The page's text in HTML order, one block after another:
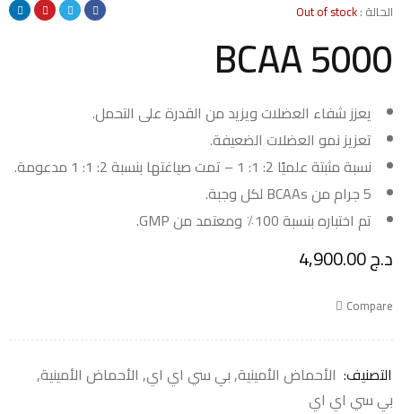
الحالة :Out of stock
BCAA 5000
يعزز شفاء العضلات ويزيد من القدرة على التحمل.
تعزيز نمو العضلات الضعيفة.
نسبة مثبتة علميًا 2: 1: 1 – تمت صياغتها بنسبة 2: 1: 1 مدعومة.
5 جرام من BCAAs لكل وجبة.
تم اختباره بنسبة 100٪ ومعتمد من GMP.
د.ج
Compare
التصنيف: الأحماض الأمينية,بي سي اي اي, الأحماض الأمينية,
بي سي اي اي